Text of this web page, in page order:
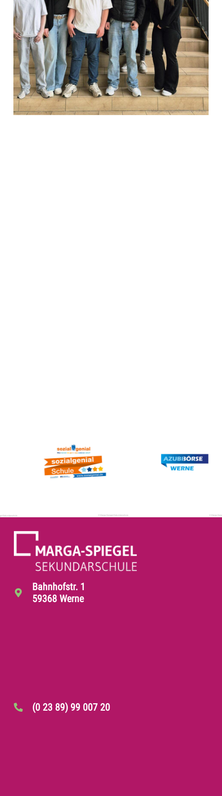
Bahnhofstr. 1
59368 Werne
(0 23 89) 99 007 20